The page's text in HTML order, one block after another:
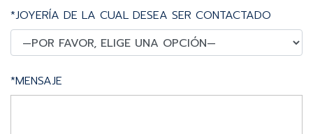
*JOYERÍA DE LA CUAL DESEA SER CONTACTADO
*MENSAJE